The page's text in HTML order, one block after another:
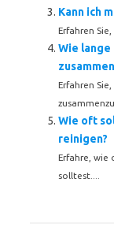
Kann ich
Erfahren
Wie lange
Erfahren
Wie oft
reinigen?
Erfahre, wie
solltest....